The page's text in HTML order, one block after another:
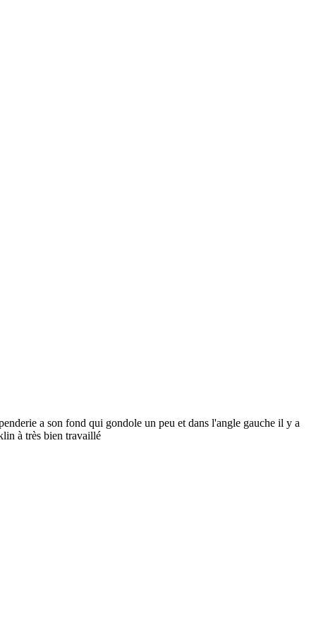
a son fond qui gondole un peu et dans l'angle gauche il y a
à très bien travaillé